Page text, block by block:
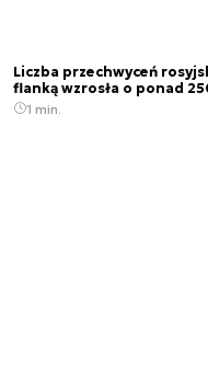
Liczba przechwyceń
flanką wzrosła o ponad
1 min.